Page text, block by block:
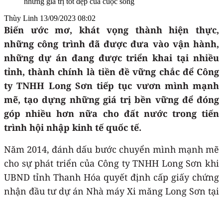
Thùy Linh 13/09/2023 08:02
Biến ước mơ, khát vọng thành hiện thực,
những công trình đã được đưa vào vận hành,
những dự án đang được triển khai tại nhiều
tỉnh, thành chính là tiền đề vững chắc để Công
ty TNHH Long Sơn tiếp tục vươn mình mạnh
mẽ, tạo dựng những giá trị bền vững để đóng
góp nhiều hơn nữa cho đất nước trong tiến
trình hội nhập kinh tế quốc tế.
Năm 2014, đánh dấu bước chuyển mình mạnh mẽ
cho sự phát triển của Công ty TNHH Long Sơn khi
UBND tỉnh Thanh Hóa quyết định cấp giấy chứng
nhận đầu tư dự án Nhà máy Xi măng Long Sơn tại